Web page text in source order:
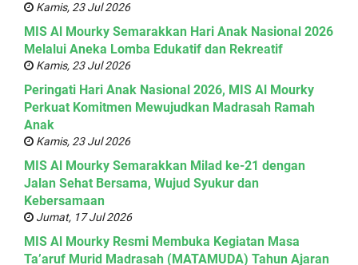
Kamis, 23 Jul 2026
MIS Al Mourky Semarakkan Hari Anak Nasional 2026
Melalui Aneka Lomba Edukatif dan Rekreatif
Kamis, 23 Jul 2026
Peringati Hari Anak Nasional 2026, MIS Al Mourky
Perkuat Komitmen Mewujudkan Madrasah Ramah
Anak
Kamis, 23 Jul 2026
MIS Al Mourky Semarakkan Milad ke-21 dengan
Jalan Sehat Bersama, Wujud Syukur dan
Kebersamaan
Jumat, 17 Jul 2026
MIS Al Mourky Resmi Membuka Kegiatan Masa
Ta’aruf Murid Madrasah (MATAMUDA) Tahun Ajaran